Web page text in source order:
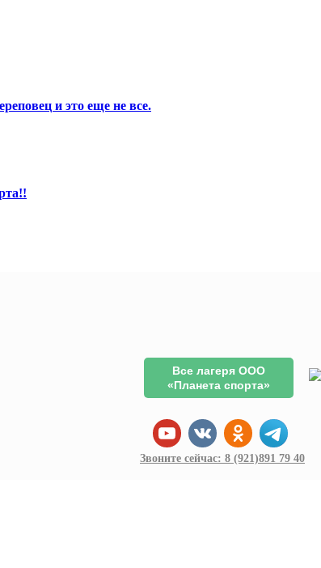
и это еще не все.
Все лагеря ООО
«Планета спорта»
Звоните сейчас: 8 (921)891 79 40